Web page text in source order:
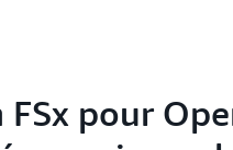
pour